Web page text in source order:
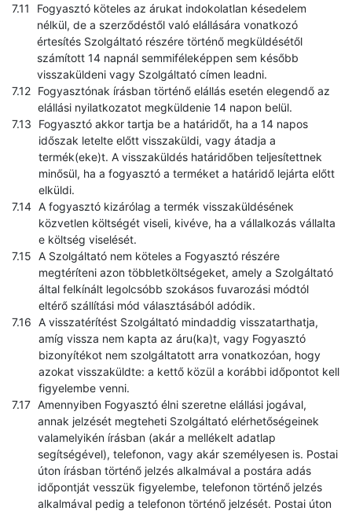
Fogyasztó köteles az árukat indokolatlan késedelem
nélkül, de a szerződéstől való elállására vonatkozó
értesítés Szolgáltató részére történő megküldésétől
számított 14 napnál semmiféleképpen sem később
visszaküldeni vagy Szolgáltató címen leadni.
Fogyasztónak írásban történő elállás esetén elegendő az
elállási nyilatkozatot megküldenie 14 napon belül.
Fogyasztó akkor tartja be a határidőt, ha a 14 napos
időszak letelte előtt visszaküldi, vagy átadja a
termék(eke)t. A visszaküldés határidőben teljesítettnek
minősül, ha a fogyasztó a terméket a határidő lejárta előtt
elküldi.
A fogyasztó kizárólag a termék visszaküldésének
közvetlen költségét viseli, kivéve, ha a vállalkozás vállalta
e költség viselését.
A Szolgáltató nem köteles a Fogyasztó részére
megtéríteni azon többletköltségeket, amely a Szolgáltató
által felkínált legolcsóbb szokásos fuvarozási módtól
eltérő szállítási mód választásából adódik.
A visszatérítést Szolgáltató mindaddig visszatarthatja,
amíg vissza nem kapta az áru(ka)t, vagy Fogyasztó
bizonyítékot nem szolgáltatott arra vonatkozóan, hogy
azokat visszaküldte: a kettő közül a korábbi időpontot kell
figyelembe venni.
Amennyiben Fogyasztó élni szeretne elállási jogával,
annak jelzését megteheti Szolgáltató elérhetőségeinek
valamelyikén írásban (akár a mellékelt adatlap
segítségével), telefonon, vagy akár személyesen is. Postai
úton írásban történő jelzés alkalmával a postára adás
időpontját vesszük figyelembe, telefonon történő jelzés
alkalmával pedig a telefonon történő jelzését. Postai úton